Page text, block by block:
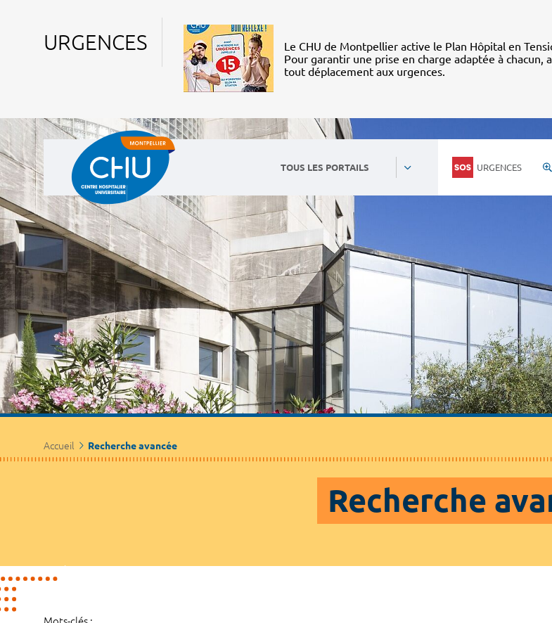
URGENCES
Le CHU de Montpellier active le Plan Hôpital en
Pour garantir une prise en charge adaptée à chacun,
tout déplacement aux urgences.
TOUS LES PORTAILS URGENCES
Accueil Recherche avancée
Recherche